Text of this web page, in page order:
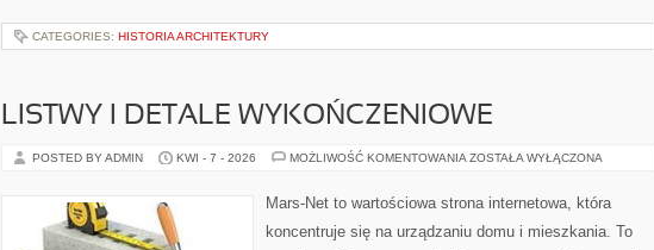
CATEGORIES: HISTORIA ARCHITEKTURY
LISTWY I DETALE WYKOŃCZENIOWE
POSTED BY ADMIN KWI - 7 - 2026 MOŻLIWOŚĆ KOMENTOWANIA LISTWY
WYKOŃCZENIOWE
ZOSTAŁA WYŁĄCZONA
Mars-Net to wartościowa strona internetowa, która
koncentruje się na urządzaniu domu i mieszkania. To